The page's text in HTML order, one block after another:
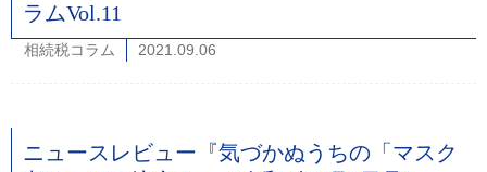
ラムVol.11
相続税コラム 2021.09.06
ニュースレビュー『気づかぬうちの「マスク